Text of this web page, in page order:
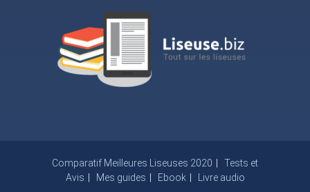
Comparatif Meilleures Liseuses 2020
Tests et
Avis
Mes guides Ebook Livre audio